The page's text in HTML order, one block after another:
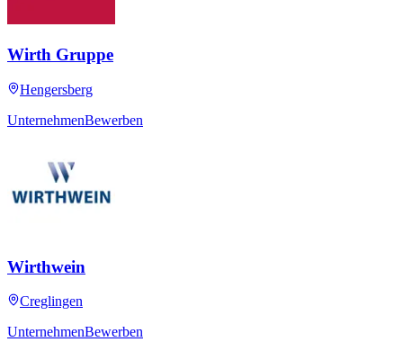
Wirth Gruppe
Hengersberg
UnternehmenBewerben
Wirthwein
Creglingen
UnternehmenBewerben